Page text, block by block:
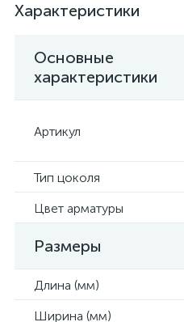
Характеристики
Основные
характеристики
Артикул
Тип цоколя
Цвет арматуры
Размеры
Длина (мм)
Ширина (мм)